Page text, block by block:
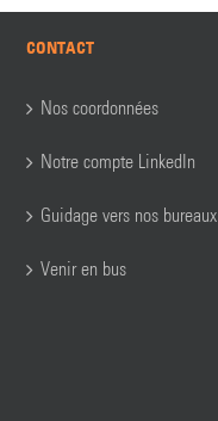
CONTACT
Nos coordonnées
Notre compte LinkedIn
Guidage vers nos bureaux
Venir en bus